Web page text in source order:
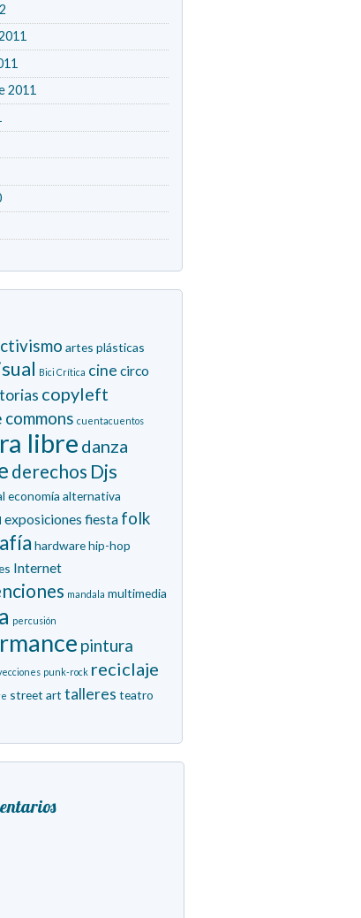
2011
artes plásticas
Bici Crítica cine circo
copyleft
cuentacuentos
libre danza
derechos Djs
economía alternativa
exposiciones fiesta folk
hardwarehip-hop
Internet
mandala multimedia
percusión
pintura
punk-rock reciclaje
street art talleres teatro